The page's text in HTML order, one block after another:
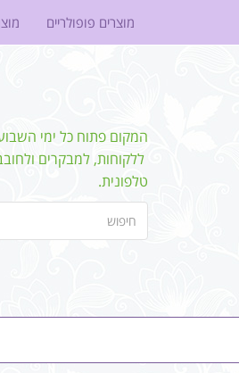
המקום פתוח כל ימי
ללקוחות, למבקרים
טלפונית.
מוצרים פופולריים